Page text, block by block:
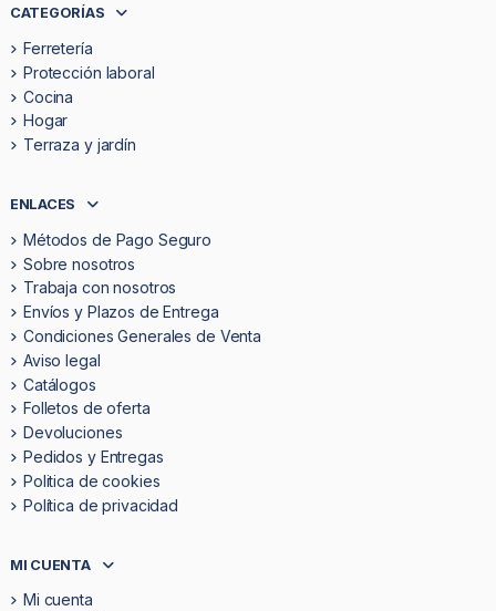
CATEGORÍAS
Ferretería
Protección laboral
Cocina
Hogar
Terraza y jardín
ENLACES
Métodos de Pago Seguro
Sobre nosotros
Trabaja con nosotros
Envíos y Plazos de Entrega
Condiciones Generales de Venta
Aviso legal
Catálogos
Folletos de oferta
Devoluciones
Pedidos y Entregas
Politica de cookies
Política de privacidad
MI CUENTA
Mi cuenta